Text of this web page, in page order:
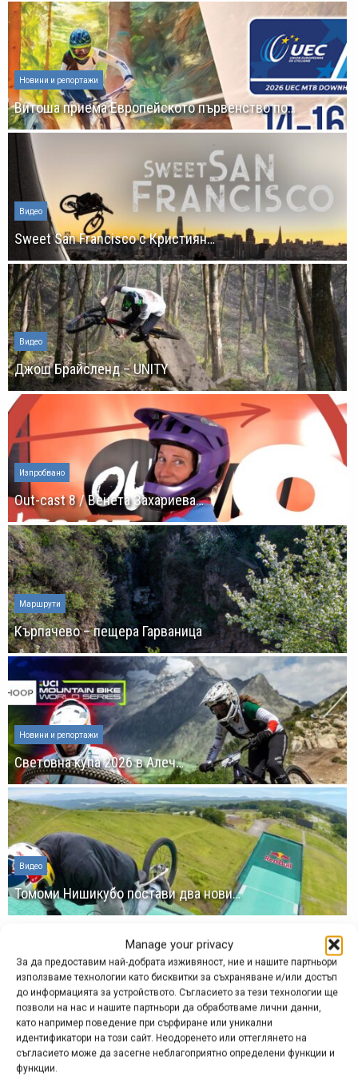
Manage your privacy
За да предоставим най-добрата изживяност, ние и нашите партньори
използваме технологии като бисквитки за съхраняване и/или достъп
до информацията за устройството. Съгласието за тези технологии ще
позволи на нас и нашите партньори да обработваме лични данни,
като например поведение при сърфиране или уникални
идентификатори на този сайт. Неодоренето или оттеглянето на
съгласието може да засегне неблагоприятно определени функции и
функции.
Новини и репортажи
Витоша приема Европейското първенство по…
Видео
Sweet San Francisco с Кристиян…
Видео
Джош Брайсленд – UNITY
Изпробвано
Out-cast 8 / Венета Захариева…
Маршрути
Кърпачево – пещера Гарваница
Новини и репортажи
Световна купа 2026 в Алеч…
Видео
Томоми Нишикубо постави два нови…
СНИМКА НА ДЕНЯ